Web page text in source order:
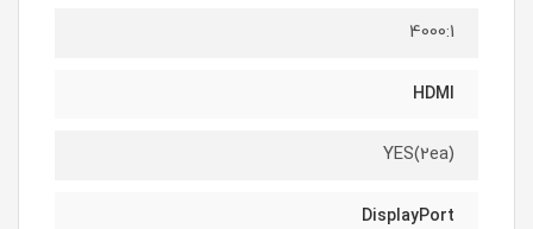
4000:1
HDMI
YES(2ea)
DisplayPort